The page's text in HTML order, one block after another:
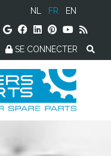
NL FR EN
SE CONNECTER